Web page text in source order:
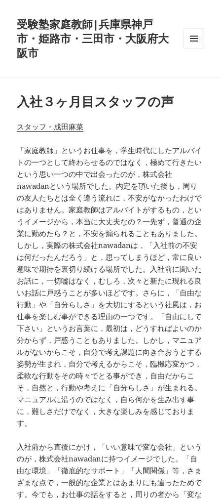
受験塾家庭教師|兵庫県神戸
市・姫路市・三田市・大阪府大
阪市
入社３ヶ月目スタッフの声
スタッフ・成田麻菜
「家庭教師」というお仕事を，学生時代にしたアルバイ
トの一つとして終わらせるのではなく，極めて行きたい
という思い一つの中で出会ったのが，株式会社
nawadanという場所でした。内定を頂いた後も，周り
の友人たちとは全く違う流れに，不安がなかったわけで
はありません。家庭教師はアルバイトがするもの，とい
うイメージから，本当に大丈夫なの？一先ず，普通の企
業に勤めたら？と，不安を煽られることもありました。
しかし，実際の株式会社nawadanは，「入社前の不安
は何だったんだろう」と，思ってしまうほど，常に良い
意味で期待を裏切り続ける場所でした。入社前に聞いた
お話に，一切嘘はなく，むしろ，次々と新たに現れる良
いお話に戸惑うことが多いほどです。さらに，「自由な
行動」や「自分らしさ」を大切にするという社風は，お
仕事を楽しむ事ができる理由の一つです。「自由にして
下さい」というお言葉に，最初は，どうすればよいのか
分からず，戸惑うこともありました。しかし，マニュア
ルがないからこそ，自分で考え課題に向き合おうとする
姿勢が生まれ，自分で考えるからこそ，臨機応変かつ，
柔軟な行動をその時々でとる事ができ，自由だからこ
そ，自然と，行動や考えに「自分らしさ」が生まれる。
マニュアルに沿うのではなく，自ら何かを生み出す事
に，難しさだけでなく，大きな楽しみを感じておりま
す。
入社前から直後にかけ，「いい意味で変な会社」という
のが，株式会社nawadanに持つイメージでした。「自
由な環境」「徹底的なサポート」「人間関係」等，さま
ざまな点で，一般的な企業とはあまりにも違ったためで
す。今でも，お仕事の話をすると，周りの者から「変な